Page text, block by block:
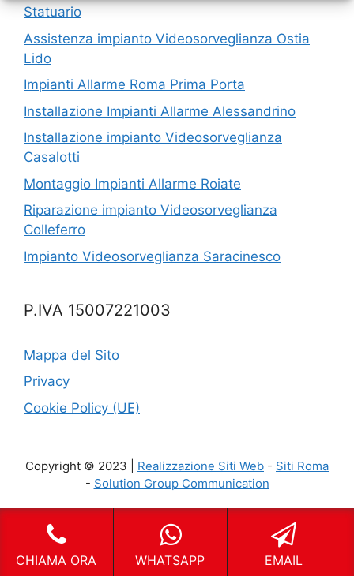
Statuario
Assistenza impianto Videosorveglianza Ostia
Lido
Impianti Allarme Roma Prima Porta
Installazione Impianti Allarme Alessandrino
Installazione impianto Videosorveglianza
Casalotti
Montaggio Impianti Allarme Roiate
Riparazione impianto Videosorveglianza
Colleferro
Impianto Videosorveglianza Saracinesco
P.IVA 15007221003
Mappa del Sito
Privacy
Cookie Policy (UE)
Copyright © 2023 | Realizzazione Siti Web - Siti Roma
- Solution Group Communication
CHIAMA ORA WHATSAPP EMAIL